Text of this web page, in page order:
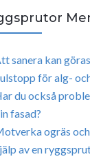
sanera kan
för alg-
du också
fasad?
ogräs
av en